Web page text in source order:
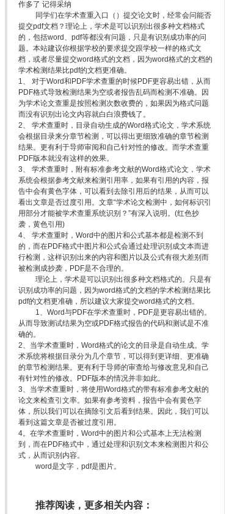
作多了 记得采纳
同学们在学术查重入口（）提交论文时，经常会问能否
提交pdf文档？理论上，学术是可以识别出很多种文档格式
的，包括word、pdf等都没有问题，只是有识别成功率的问
题。本站建议你根据学校的要求提交跟学校一样的格式文
档，或者尽量提交word格式的文档，因为word格式的文档的
学术检测结果比pdf的文档更准确。
1、 对于Word和PDF学术查重的时候PDF更容易出错，从而
PDF格式导致检测结果为空或者报告乱码而检测不准确。因
为学术论文查重是按照检测次数收费的，如果因为格式问题
而没有识别出论文内容就白白浪费钱了。
2、 学术查重时，目录自动生成的Word格式论文，学术系统
会根据目录来分章节检测，可以得出更细致准确的章节检测
结果。更有利于导师审阅和自己针对性的修改。而学术查重
PDF版本就没有这样的效果。
3、 学术查重时，附有标准参考文献的Word格式论文，学术
系统会根据参考文献来检测引用率，如果有引用的内容，报
告中会有黄色字体，可以看到去除引用后的结果，从而可以
看出文章是否过度引用。文章“学术论文检测中，如何标识引
用部分才能被学术查重系统识别？”有深入说明。(红色抄
袭，黄色引用)
4、 学术查重时，Word中的图片和公式基本都是检测不到
的，而在PDF格式中图片和公式会通过处理识别成文本而进
行检测，这样识别出来的内容和图片以及公式有很大差别而
被检测成抄袭，PDF是不合理的。
理论上，学术是可以识别出很多种文档格式的。只是有
识别成功率的问题，因为word格式的文档的学术检测结果比
pdf的文档更准确，所以建议大家提交word格式的文档。
1、Word与PDF在学术查重时，PDF是更容易出错的。
从而导致测试结果为空或PDF格式报告的代码和测试是不准
确的。
2、当学术查重时，Word格式的论文的目录是自动生成。学
术系统将根据目录分为几个章节，可以得到更详细、更准确
的章节检测结果。更有利于导师的审查给与修改意见和自己
有针对性的修改。PDF版本的情况并非如此。
3、当学术查重时，将使用Word格式的带有标准参考文献的
论文来检查引文率。如果有参考资料，报告中会有黄色字
体，所以我们可以在摘除引文后看到结果。因此，我们可以
看到这篇文章是否被过度引用。
4。在学术查重时，Word中的图片和公式基本上无法检测
到，而在PDF格式中，通过处理和识别文本来检测图片和公
式，从而识别内容。
word是文字，pdf是图片。
推荐阅读，更多相关内容：